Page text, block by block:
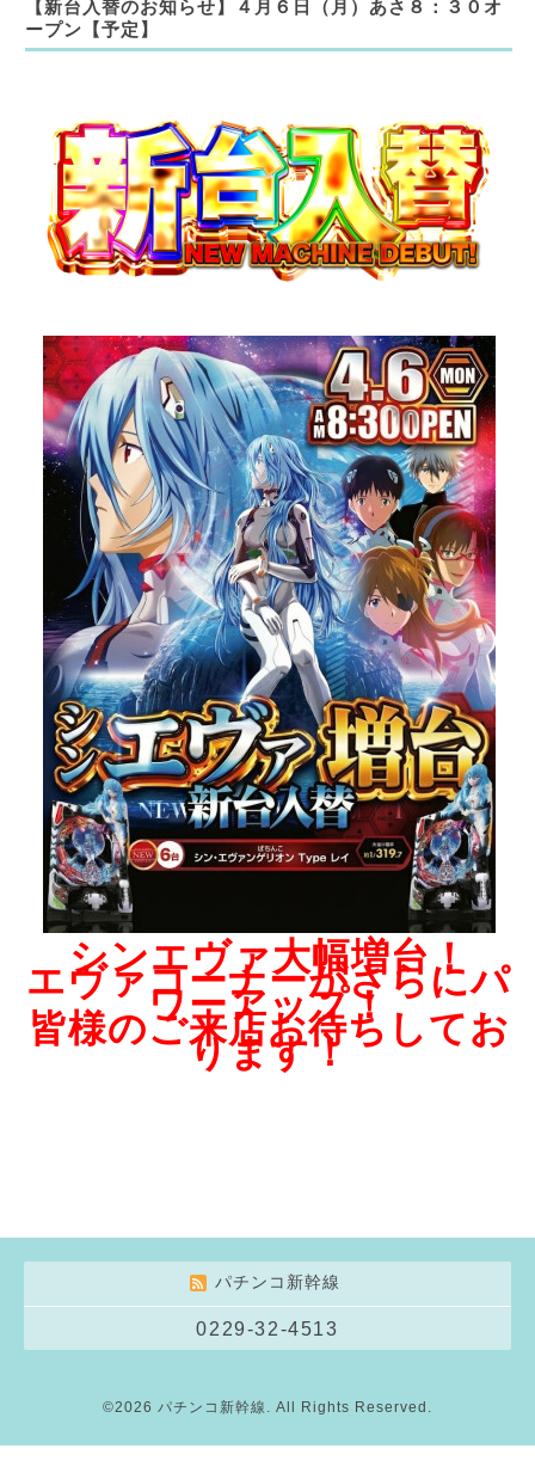
【新台入替のお知らせ】４月６日（月）あさ８：３０オ
ープン【予定】
シンエヴァ大幅増台！
エヴァコーナーがさらにパ
ワーアップ！
皆様のご来店お待ちしてお
ります！
パチンコ新幹線
0229-32-4513
©2026 パチンコ新幹線 . All Rights Reserved.